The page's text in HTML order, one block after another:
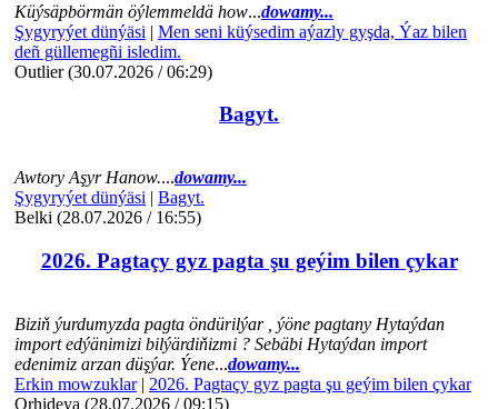
Küýsäpbörmän öýlemmeldä how...dowamy...
Şygyryýet dünýäsi | Men seni küýsedim aýazly gyşda, Ýaz bilen
deñ güllemegñi isledim.
Outlier (30.07.2026 / 06:29)
Bagyt.
Awtory Aşyr Hanow....dowamy...
Şygyryýet dünýäsi | Bagyt.
Belki (28.07.2026 / 16:55)
2026. Pagtaçy gyz pagta şu geýim bilen çykar
Biziň ýurdumyzda pagta öndürilýar , ýöne pagtany Hytaýdan
import edýänimizi bilýärdiňizmi ? Sebäbi Hytaýdan import
edenimiz arzan düşýar. Ýene...dowamy...
Erkin mowzuklar| 2026. Pagtaçy gyz pagta şu geýim bilen çykar
Orhideya (28.07.2026 / 09:15)